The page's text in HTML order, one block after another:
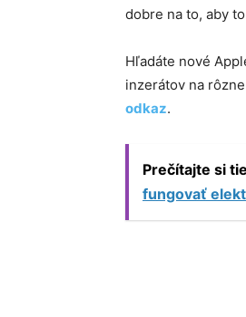
dobre na to, aby
Hľadáte nové
inzerátov na
odkaz.
Prečítajte si
fungovať